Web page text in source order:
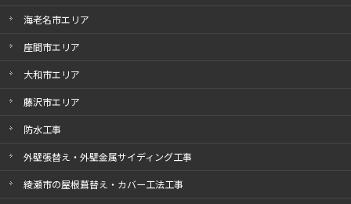
海老名市エリア
座間市エリア
大和市エリア
藤沢市エリア
防水工事
外壁張替え・外壁金属サイディング工事
綾瀬市の屋根葺替え・カバー工法工事